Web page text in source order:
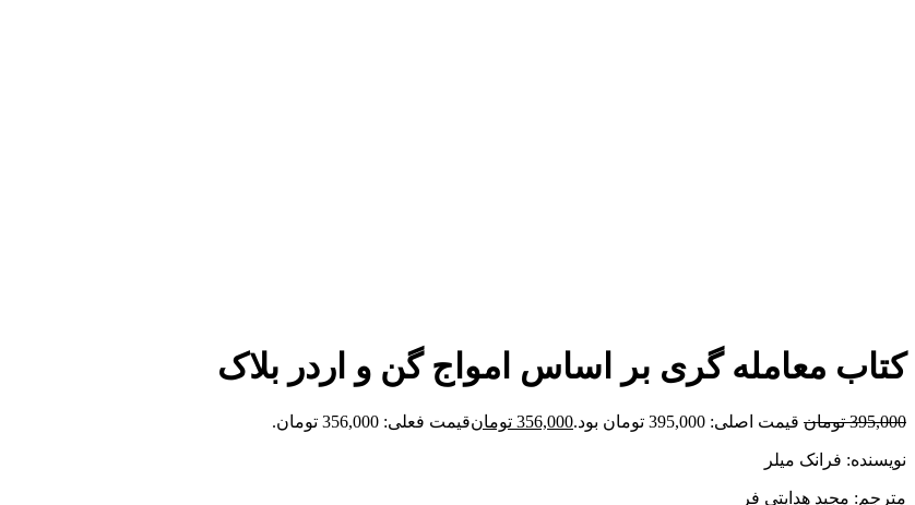
کتاب معامله گری بر اساس امواج گن و اردر بلاک
395,000 تومان قیمت اصلی: 395,000 تومان بود. 356,000 تومانقیمت فعلی: 356,000 تومان.
نویسنده: فرانک میلر
مترجم: مجید هدایتی فر